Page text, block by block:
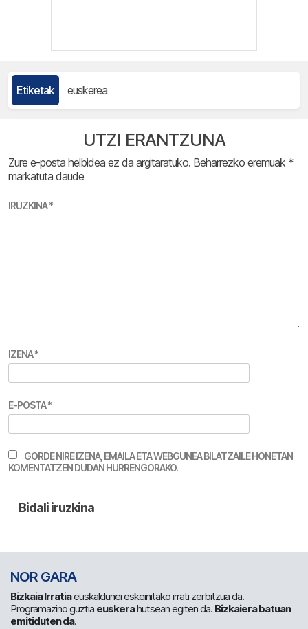
Etiketak euskerea
UTZI ERANTZUNA
Zure e-posta helbidea ez da argitaratuko. Beharrezko eremuak *
markatuta daude
IRUZKINA*
IZENA*
E-POSTA*
GORDE NIRE IZENA, EMAILA ETA WEBGUNEA BILATZAILE HONETAN
KOMENTATZEN DUDAN HURRENGORAKO.
NOR GARA
Bizkaia Irratiaeuskaldunei eskeinitako irrati zerbitzua da.
Programazino guztia euskerahutsean egiten da. Bizkaiera batuan
emitiduten da.